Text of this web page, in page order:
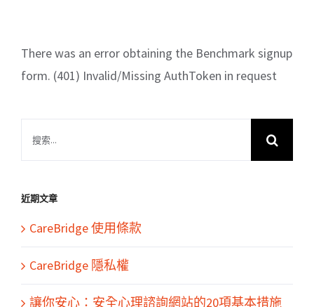
There was an error obtaining the Benchmark signup
form. (401) Invalid/Missing AuthToken in request
果：
近期文章
CareBridge 使用條款
CareBridge 隱私權
讓你安心：安全心理諮詢網站的20項基本措施